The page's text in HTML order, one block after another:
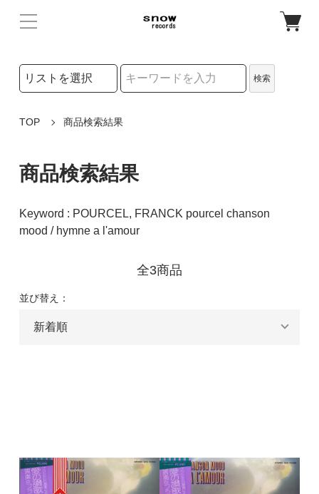
検索リストの選択
検索
TOP 商品検索結果
商品検索結果
Keyword : POURCEL, FRANCK pourcel chanson
mood / hymne a l'amour
全3商品
並び替え：